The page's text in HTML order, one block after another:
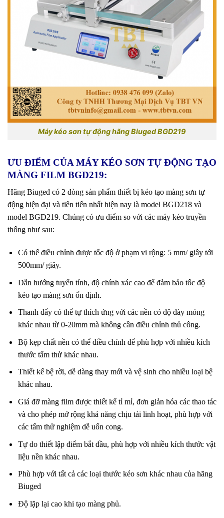
Máy kéo sơn tự động hãng Biuged BGD219
ƯU ĐIỂM CỦA MÁY KÉO SƠN TỰ ĐỘNG TẠO
MÀNG FILM BGD219:
Hãng Biuged có 2 dòng sản phẩm thiết bị kéo tạo màng sơn tự
động hiện đại và tiên tiến nhất hiện nay là model BGD218 và
model BGD219. Chúng có ưu điểm so với các máy kéo truyền
thống như sau:
Có thể điều chỉnh được tốc độ ở phạm vi rộng: 5 mm/ giây tới
500mm/ giây.
Dẫn hướng tuyến tính, độ chính xác cao để đảm bảo tốc độ
kéo tạo màng sơn ổn định.
Thanh đẩy có thể tự thích ứng với các nền có độ dày mỏng
khác nhau từ 0-20mm mà không cần điều chỉnh thủ công.
Bộ kẹp chất nền có thể điều chỉnh để phù hợp với nhiều kích
thước tấm thử khác nhau.
Thiết kế bệ rời, dễ dàng thay mới và vệ sinh cho nhiều loại bệ
khác nhau.
Giá đỡ màng film được thiết kế tỉ mỉ, đơn giản hóa các thao tác
và cho phép mở rộng khả năng chịu tải linh hoạt, phù hợp với
các tấm thử nghiệm dễ uốn cong.
Tự do thiết lập điểm bắt đầu, phù hợp với nhiều kích thước vật
liệu nền khác nhau.
Phù hợp với tất cả các loại thước kéo sơn khác nhau của hãng
Biuged
Độ lặp lại cao khi tạo màng phủ.